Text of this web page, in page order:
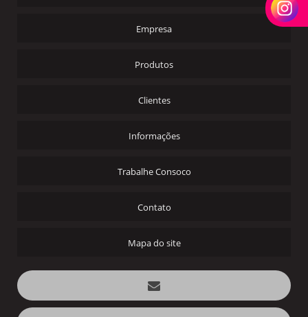
Empresa
Produtos
Clientes
Informações
Trabalhe Consoco
Contato
Mapa do site